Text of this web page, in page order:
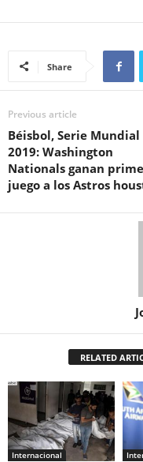
Share
Previous article
Béisbol, Serie Mundial
2019: Washington
Nationals ganan
juego a los Astros
RELATED
Internacional